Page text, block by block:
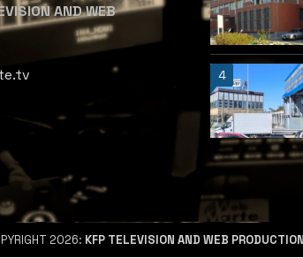
AND WEB
4
2026: KFP TELEVISION AND WEB